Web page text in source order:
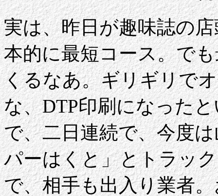
実は、昨日が趣味誌の
本的に最短コース。で
くるなあ。ギリギリで
な、DTP印刷になった
で、二日連続で、今度
パーはくと」とトラッ
で、相手も出入り業者